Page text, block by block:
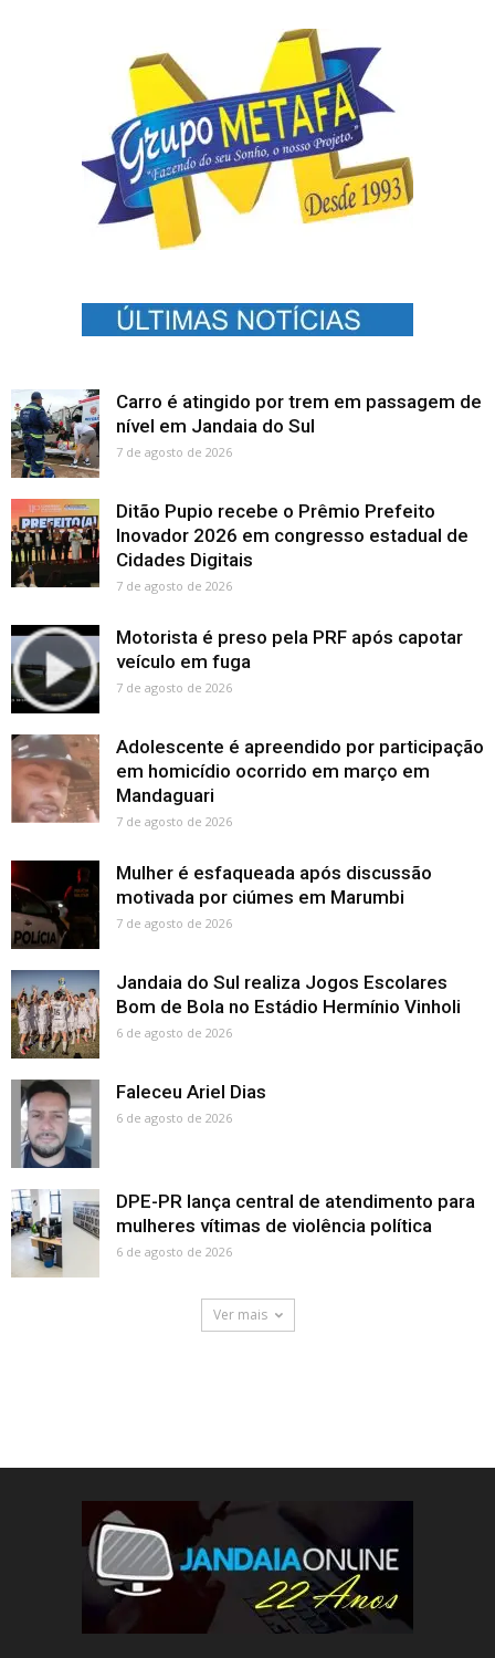
Carro é atingido por trem em passagem de
nível em Jandaia do Sul
7 de agosto de 2026
Ditão Pupio recebe o Prêmio Prefeito
Inovador 2026 em congresso estadual de
Cidades Digitais
7 de agosto de 2026
Motorista é preso pela PRF após capotar
veículo em fuga
7 de agosto de 2026
Adolescente é apreendido por participação
em homicídio ocorrido em março em
Mandaguari
7 de agosto de 2026
Mulher é esfaqueada após discussão
motivada por ciúmes em Marumbi
7 de agosto de 2026
Jandaia do Sul realiza Jogos Escolares
Bom de Bola no Estádio Hermínio Vinholi
6 de agosto de 2026
Faleceu Ariel Dias
6 de agosto de 2026
DPE-PR lança central de atendimento para
mulheres vítimas de violência política
6 de agosto de 2026
Ver mais